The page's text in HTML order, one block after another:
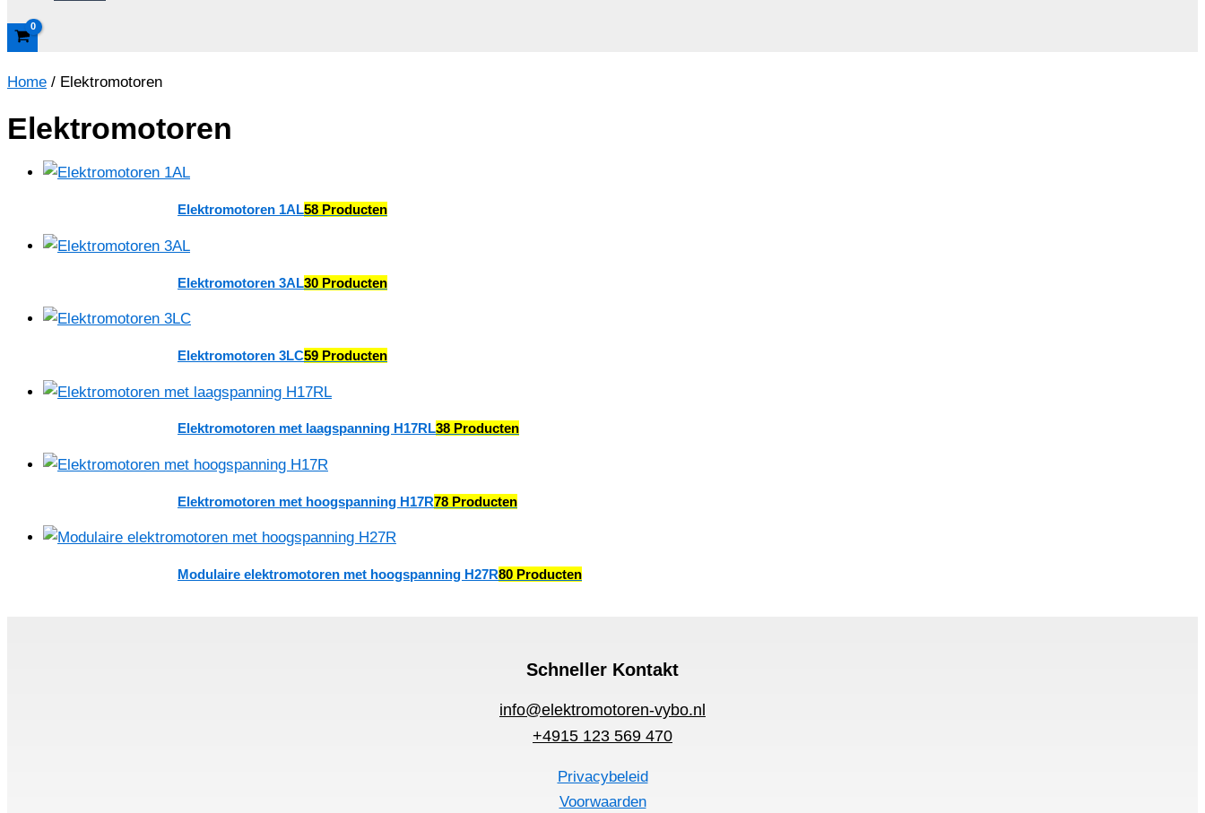
Home / Elektromotoren
Elektromotoren
Elektromotoren 1AL58 Producten
Elektromotoren 3AL30 Producten
Elektromotoren 3LC59 Producten
Elektromotoren met laagspanning H17RL38 Producten
Elektromotoren met hoogspanning H17R78 Producten
Modulaire elektromotoren met hoogspanning H27R80 Producten
Schneller Kontakt
info@elektromotoren-vybo.nl
+4915 123 569 470
Privacybeleid
Voorwaarden